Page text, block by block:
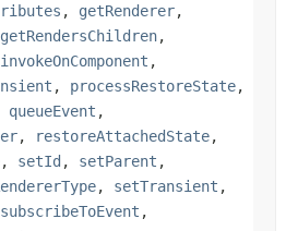
, getRenderer,
getRendersChildren,
invokeOnComponent ,
, processRestoreState,
queueEvent ,
, restoreAttachedState,
, setId , setParent ,
, setTransient ,
subscribeToEvent ,